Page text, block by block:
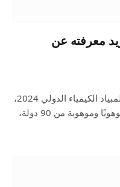
معرفته عن
انطلقت فعاليات النسخة الـ 56 من أولمبياد الكيمياء الدولي 2024،
أمس الأول بالمملكة، بمشاركة 333 موهوبًا وموهوبة من 90 دولة،